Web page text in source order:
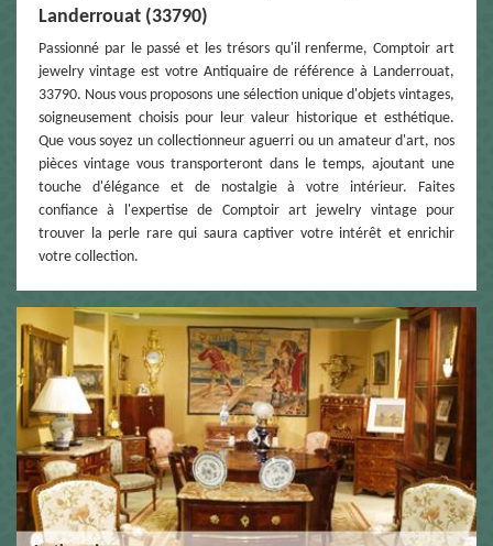
Landerrouat (33790)
Passionné par le passé et les trésors qu'il renferme, Comptoir art
jewelry vintage est votre Antiquaire de référence à Landerrouat,
33790. Nous vous proposons une sélection unique d'objets vintages,
soigneusement choisis pour leur valeur historique et esthétique.
Que vous soyez un collectionneur aguerri ou un amateur d'art, nos
pièces vintage vous transporteront dans le temps, ajoutant une
touche d'élégance et de nostalgie à votre intérieur. Faites
confiance à l'expertise de Comptoir art jewelry vintage pour
trouver la perle rare qui saura captiver votre intérêt et enrichir
votre collection.